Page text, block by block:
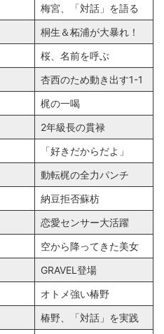
梅宮、「対話」を語る
桐生＆柘浦が大暴れ！
桜、名前を呼ぶ
杏西のため動き出す1-1
梶の一喝
2年級長の貫禄
「好きだからだよ」
動転梶の全力パンチ
納豆拒否蘇枋
恋愛センサー大活躍
空から降ってきた美女
GRAVEL登場
オトメ強い椿野
椿野、「対話」を実践